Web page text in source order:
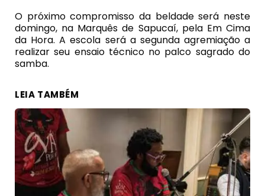
O próximo compromisso da beldade será neste
domingo, na Marquês de Sapucaí, pela Em Cima
da Hora. A escola será a segunda agremiação a
realizar seu ensaio técnico no palco sagrado do
samba.
LEIA TAMBÉM